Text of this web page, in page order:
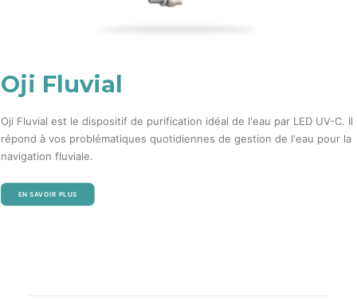
Oji Fluvial
Oji Fluvial est le dispositif de purification idéal de l'eau par LED UV-C. Il
répond à vos problématiques quotidiennes de gestion de l'eau pour la
navigation fluviale.
EN SAVOIR PLUS